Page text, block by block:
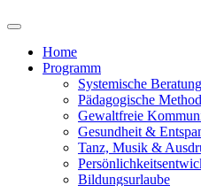
Home
Programm
Systemische
Pädagogische
Gewaltfreie
Gesundheit &
Tanz, Musik &
Bildungsurlaube